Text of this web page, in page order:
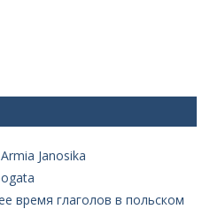
Janosika
время глаголов в польском